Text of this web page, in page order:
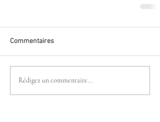
Commentaires
Rédigez un commentaire...